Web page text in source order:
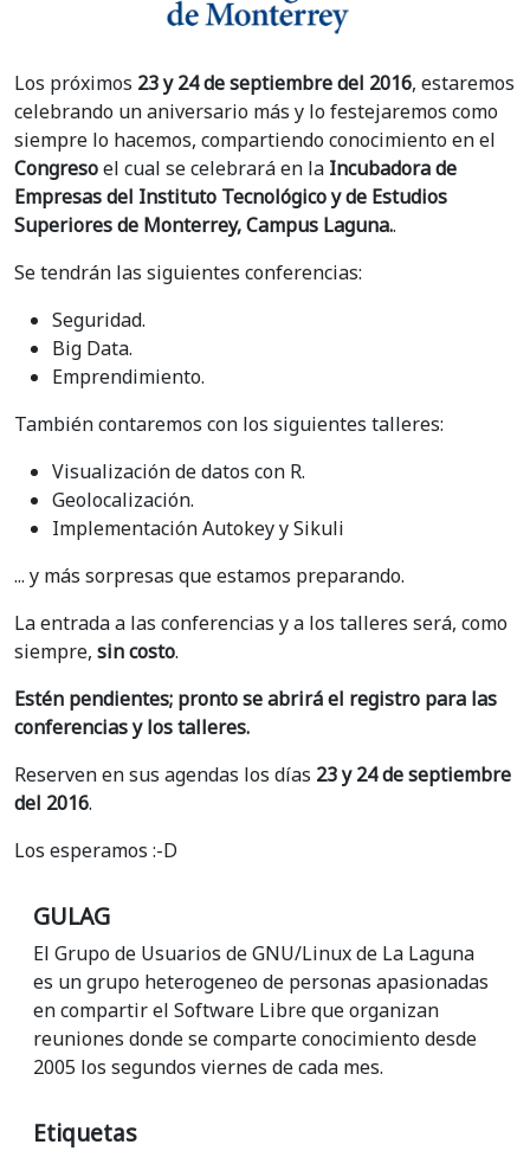
Los próximos 23 y 24 de septiembre del 2016, estaremos
celebrando un aniversario más y lo festejaremos como
siempre lo hacemos, compartiendo conocimiento en el
Congresoel cual se celebrará en la Incubadora de
Empresas del Instituto Tecnológico y de Estudios
Superiores de Monterrey, Campus Laguna..
Se tendrán las siguientes conferencias:
Seguridad.
Big Data.
Emprendimiento.
También contaremos con los siguientes talleres:
Visualización de datos con R.
Geolocalización.
Implementación Autokey y Sikuli
... y más sorpresas que estamos preparando.
La entrada a las conferencias y a los talleres será, como
siempre, sin costo.
Estén pendientes; pronto se abrirá el registro para las
conferencias y los talleres.
Reserven en sus agendas los días 23 y 24 de septiembre
del 2016.
Los esperamos :-D
GULAG
El Grupo de Usuarios de GNU/Linux de La Laguna
es un grupo heterogeneo de personas apasionadas
en compartir el Software Libre que organizan
reuniones donde se comparte conocimiento desde
2005 los segundos viernes de cada mes.
Etiquetas